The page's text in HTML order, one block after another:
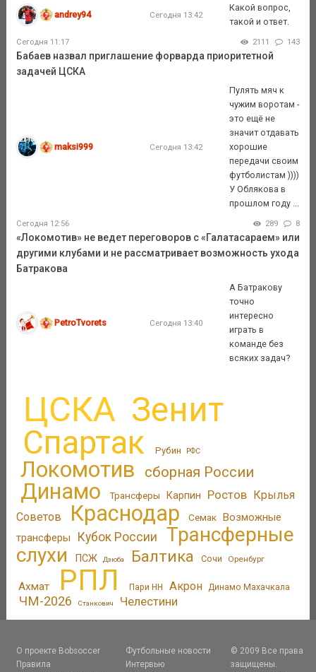
andrey94 Сегодня 13:42
Какой вопрос,
такой и ответ.
Сегодня 11:17 2111 143
Бабаев назвал приглашение форварда приоритетной
задачей ЦСКА
maksi999 Сегодня 13:42
Пулять мяч к
чужим воротам -
это ещё не
значит отдавать
хорошие
передачи своим
футболистам ))))
У Облякова в
прошлом году ...
Сегодня 12:56 289 8
«Локомотив» не ведет переговоров с «Галатасараем» или
другими клубами и не рассматривает возможность ухода
Батракова
PetroTvorets Сегодня 13:40
А Батракову
точно
интересно
играть в
команде без
всяких задач?
ЦСКА Зенит
Спартак Рубин РФС
Локомотив сборная России
Динамо Трансферы Карпин Ростов Крылья
Советов
Краснодар Семак Возможные
трансферы
Кубок России
Трансферные
слухи
ПСЖ Дзюба Балтика Сочи Оренбург
Ахмат РПЛ Пари НН Акрон Динамо Махачкала
ЧМ-2026 Станкович Челестини
О проекте Bobsoccer
Правила
Футбольные новости
Интервью
© 2009 Все права
защищены.